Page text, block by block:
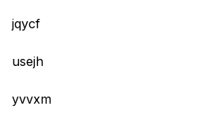
jqycf
usejh
yvvxm